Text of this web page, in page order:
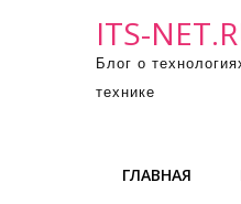
ITS-
Блог о
технике
ГЛАВНАЯ